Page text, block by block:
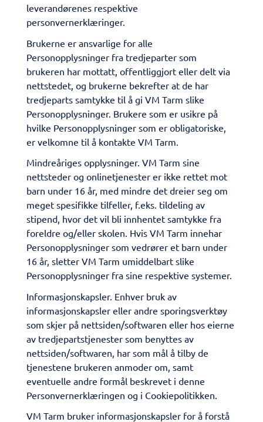
leverandørenes respektive
personvernerklæringer.
Brukerne er ansvarlige for alle
Personopplysninger fra tredjeparter som
brukeren har mottatt, offentliggjort eller delt via
nettstedet, og brukerne bekrefter at de har
tredjeparts samtykke til å gi VM Tarm slike
Personopplysninger. Brukere som er usikre på
hvilke Personopplysninger som er obligatoriske,
er velkomne til å kontakte VM Tarm.
Mindreåriges opplysninger. VM Tarm sine
nettsteder og onlinetjenester er ikke rettet mot
barn under 16 år, med mindre det dreier seg om
meget spesifikke tilfeller, f.eks. tildeling av
stipend, hvor det vil bli innhentet samtykke fra
foreldre og/eller skolen. Hvis VM Tarm innehar
Personopplysninger som vedrører et barn under
16 år, sletter VM Tarm umiddelbart slike
Personopplysninger fra sine respektive systemer.
Informasjonskapsler. Enhver bruk av
informasjonskapsler eller andre sporingsverktøy
som skjer på nettsiden/softwaren eller hos eierne
av tredjepartstjenester som benyttes av
nettsiden/softwaren, har som mål å tilby de
tjenestene brukeren anmoder om, samt
eventuelle andre formål beskrevet i denne
Personvernerklæringen og i Cookiepolitikken.
VM Tarm bruker informasjonskapsler for å forstå